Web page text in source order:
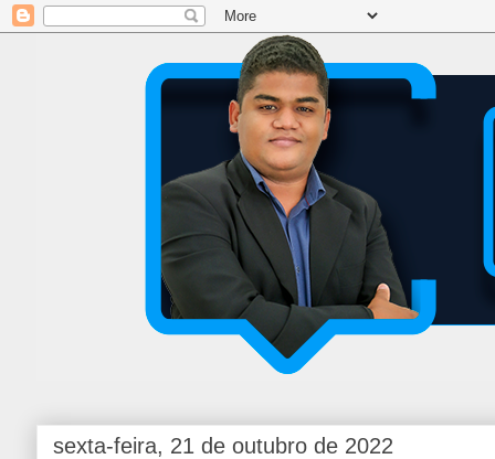
sexta-feira, 21 de outubro de 2022